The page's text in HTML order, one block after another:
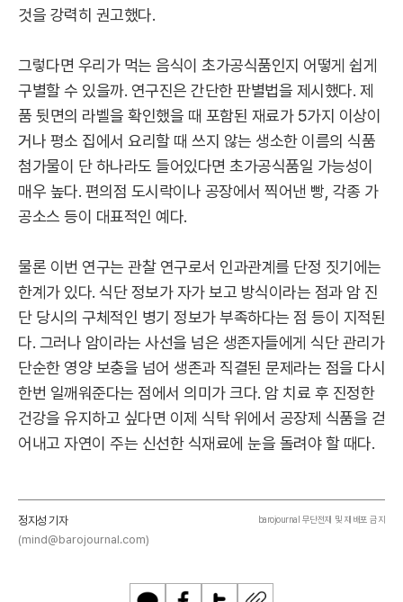
것을 강력히 권고했다.
그렇다면 우리가 먹는 음식이 초가공식품인지 어떻게 쉽게
구별할 수 있을까. 연구진은 간단한 판별법을 제시했다. 제
품 뒷면의 라벨을 확인했을 때 포함된 재료가 5가지 이상이
거나 평소 집에서 요리할 때 쓰지 않는 생소한 이름의 식품
첨가물이 단 하나라도 들어있다면 초가공식품일 가능성이
매우 높다. 편의점 도시락이나 공장에서 찍어낸 빵, 각종 가
공소스 등이 대표적인 예다.
물론 이번 연구는 관찰 연구로서 인과관계를 단정 짓기에는
한계가 있다. 식단 정보가 자가 보고 방식이라는 점과 암 진
단 당시의 구체적인 병기 정보가 부족하다는 점 등이 지적된
다. 그러나 암이라는 사선을 넘은 생존자들에게 식단 관리가
단순한 영양 보충을 넘어 생존과 직결된 문제라는 점을 다시
한번 일깨워준다는 점에서 의미가 크다. 암 치료 후 진정한
건강을 유지하고 싶다면 이제 식탁 위에서 공장제 식품을 걷
어내고 자연이 주는 신선한 식재료에 눈을 돌려야 할 때다.
정지성 기자
(mind@barojournal.com)
barojournal 무단전재 및 재배포 금지